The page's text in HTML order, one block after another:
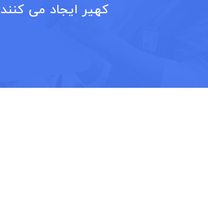
کهیر ایجاد می کنند